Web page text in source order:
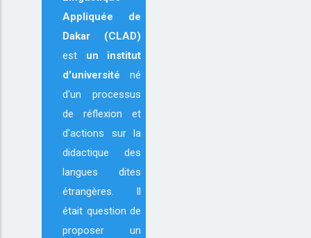
Appliquée de
Dakar (CLAD)
est un institut
d'université né
d'un processus
de réflexion et
d'actions sur la
didactique des
langues dites
étrangères. Il
était question de
proposer un